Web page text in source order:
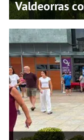
Valdeorras